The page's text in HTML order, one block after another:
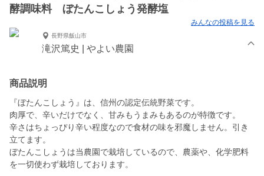
酵調味料 ぼたんこしょう発酵塩
みんなの投稿を見る
長野県飯山市
滝沢篤史 | やよい農園
商品説明
『ぼたんこしょう』は、信州の認定伝統野菜です。
肉厚で、辛いだけでなく、甘みもうまみもあるのが特徴です。
辛さはちょっぴり辛い程度なので食材の味を邪魔しません。引き
立てます。
ぼたんこしょうは当農園で栽培しているので、農薬や、化学肥料
を一切使わず栽培しております。